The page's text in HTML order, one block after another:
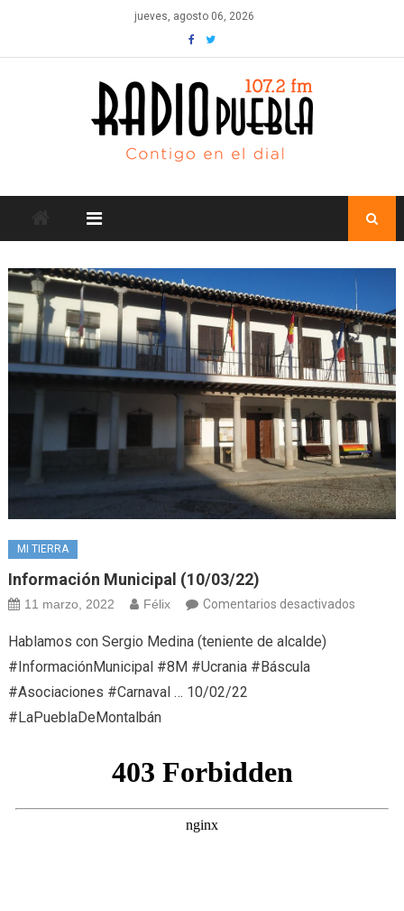
content
jueves, agosto 06, 2026
MI TIERRA
Información Municipal (10/03/22)
11 marzo, 2022 Félix Comentarios desactivadosen
Hablamos con Sergio Medina (teniente de alcalde)
#InformaciónMunicipal #8M #Ucrania #Báscula
#Asociaciones #Carnaval … 10/02/22
#LaPueblaDeMontalbán